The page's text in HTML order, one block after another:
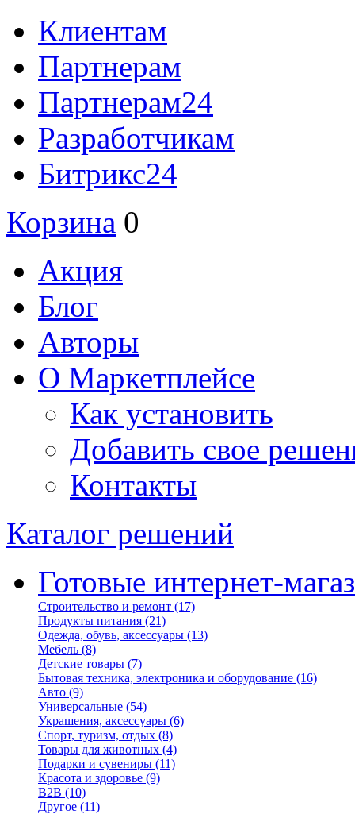
Клиентам
Партнерам
Партнерам24
Разработчикам
Битрикс24
Корзина 0
Акция
Блог
Авторы
О Маркетплейсе
Как установить
Добавить свое
Контакты
Каталог решений
Готовые интернет-
Строительство и ремонт (17)
Продукты питания (21)
Одежда, обувь, аксессуары (13)
Мебель (8)
Детские товары (7)
Бытовая техника, электроника и оборудование (16)
Авто (9)
Универсальные (54)
Украшения, аксессуары (6)
Спорт, туризм, отдых (8)
Товары для животных (4)
Подарки и сувениры (11)
Красота и здоровье (9)
B2B (10)
Другое (11)